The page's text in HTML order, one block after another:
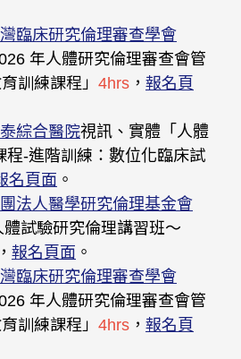
臨床研究倫理審查學會
年人體研究倫理審查會管
訓練課程」 4hrs ， 報名頁
綜合醫院視訊、實體「人體
程-進階訓練：數位化臨床試
名頁面 。
法人醫學研究倫理基金會
試驗研究倫理講習班〜
， 報名頁面 。
臨床研究倫理審查學會
年人體研究倫理審查會管
訓練課程」 4hrs ， 報名頁